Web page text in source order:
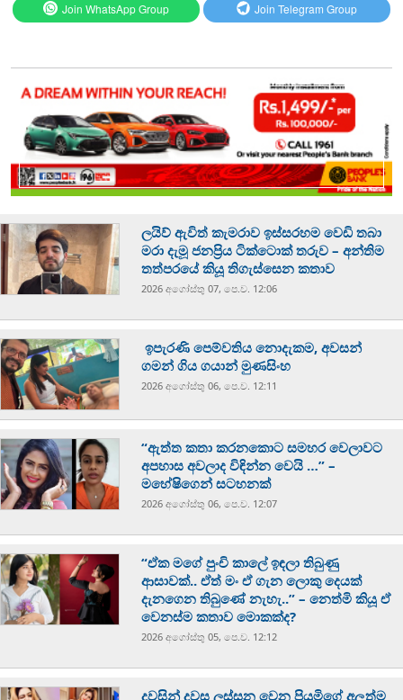
Join WhatsApp Group Join Telegram Group
ලයිව් ඇවිත් කැමරාව ඉස්සරහම වෙඩි තබා
මරා දැමූ ජනප්‍රිය ටික්ටොක් තරුව – අන්තිම
තත්පරයේ කියූ තිගැස්සෙන කතාව
2026 අගෝස්‍තු 07, පෙ.ව. 12:06
ඉපැරණි පෙම්වතිය නොදැකම, අවසන්
ගමන් ගිය ගයාන් මුණසිංහ
2026 අගෝස්‍තු 06, පෙ.ව. 12:11
“ඇත්ත කතා කරනකොට සමහර වෙලාවට
අපහාස අවලාද විඳින්න වෙයි …” –
මහේෂිගෙන් සටහනක්
2026 අගෝස්‍තු 06, පෙ.ව. 12:07
“ඒක මගේ පුංචි කාලේ ඉඳලා තිබුණු
ආසාවක්.. ඒත් මං ඒ ගැන ලොකු දෙයක්
දැනගෙන තිබුණේ නැහැ..” – නෙත්මි කියූ ඒ
වෙනස්ම කතාව මොකක්ද?
2026 අගෝස්‍තු 05, පෙ.ව. 12:12
දවසින් දවස ලස්සන වෙන පියුමිගේ අලුත්ම